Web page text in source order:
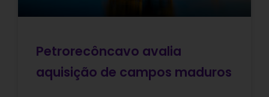
Petrorecôncavo avalia
aquisição de campos maduros